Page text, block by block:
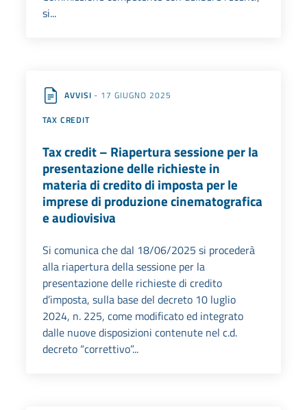
si...
AVVISI - 17 GIUGNO 2025
TAX CREDIT
Tax credit – Riapertura sessione per la
presentazione delle richieste in
materia di credito di imposta per le
imprese di produzione cinematografica
e audiovisiva
Si comunica che dal 18/06/2025 si procederà
alla riapertura della sessione per la
presentazione delle richieste di credito
d’imposta, sulla base del decreto 10 luglio
2024, n. 225, come modificato ed integrato
dalle nuove disposizioni contenute nel c.d.
decreto “correttivo”...